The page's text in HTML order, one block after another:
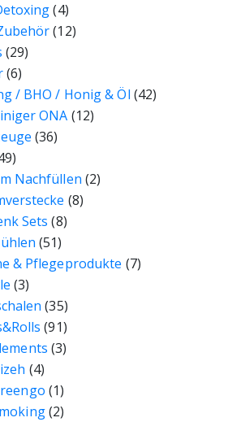
(4)
(12)
(29)
(6)
/ BHO / Honig & Öl (42)
ONA (12)
(36)
Nachfüllen (2)
(8)
Sets (8)
(51)
& Pflegeprodukte (7)
(3)
(35)
(91)
(3)
(4)
(1)
(2)